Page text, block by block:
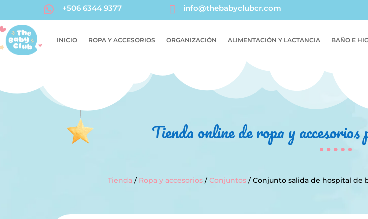
 +506 6344 9377  info@thebabyclubcr.com
INICIO ROPA Y ACCESORIOS ORGANIZACIÓN ALIMENTACIÓN Y LACTANCIA BAÑO E
Tienda online de ropa y
Tienda / Ropa y accesorios/Conjuntos/ Conjunto salida de hospital de